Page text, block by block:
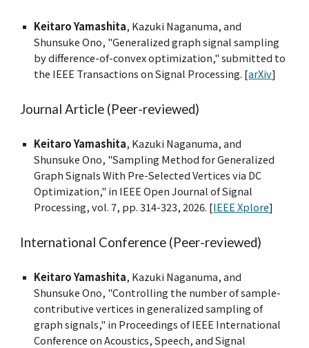
Keitaro Yamashita, Kazuki Naganuma, and
Shunsuke Ono, "Generalized graph signal sampling
by difference-of-convex optimization,"submitted to
the IEEE Transactions on Signal Processing. [arXiv]
Journal Article (Peer-reviewed)
Keitaro Yamashita, Kazuki Naganuma, and
Shunsuke Ono, "Sampling Method for Generalized
Graph Signals With Pre-Selected Vertices via DC
Optimization," in IEEE Open Journal of Signal
Processing, vol. 7, pp. 314-323, 2026. [IEEE Xplore]
International Conference (Peer-reviewed)
Keitaro Yamashita, Kazuki Naganuma, and
Shunsuke Ono, "Controlling the number of sample-
contributive vertices in generalized sampling of
graph signals," in Proceedings of IEEE International
Conference on Acoustics, Speech, and Signal